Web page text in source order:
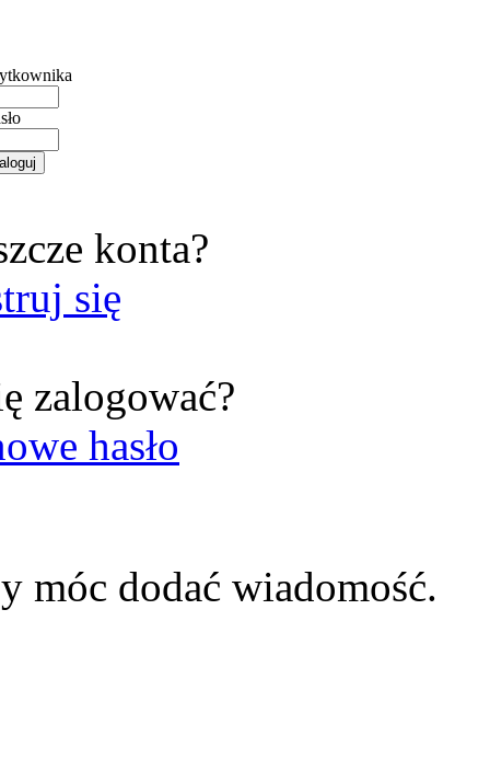
konta?
się
zalogować?
hasło
móc dodać wiadomość.